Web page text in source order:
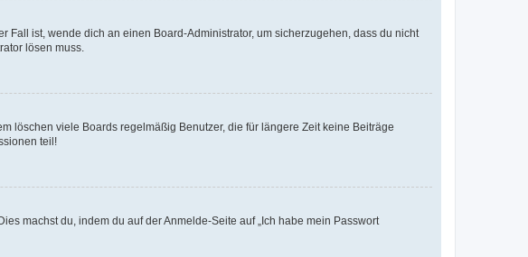
ist, wende dich an einen Board-Administrator, um sicherzugehen, dass du nicht
lösen muss.
löschen viele Boards regelmäßig Benutzer, die für längere Zeit keine Beiträge
teil!
machst du, indem du auf der Anmelde-Seite auf „Ich habe mein Passwort